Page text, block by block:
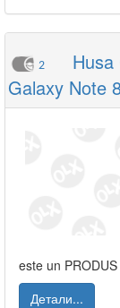
2
Galaxy Note
este un
Детали...